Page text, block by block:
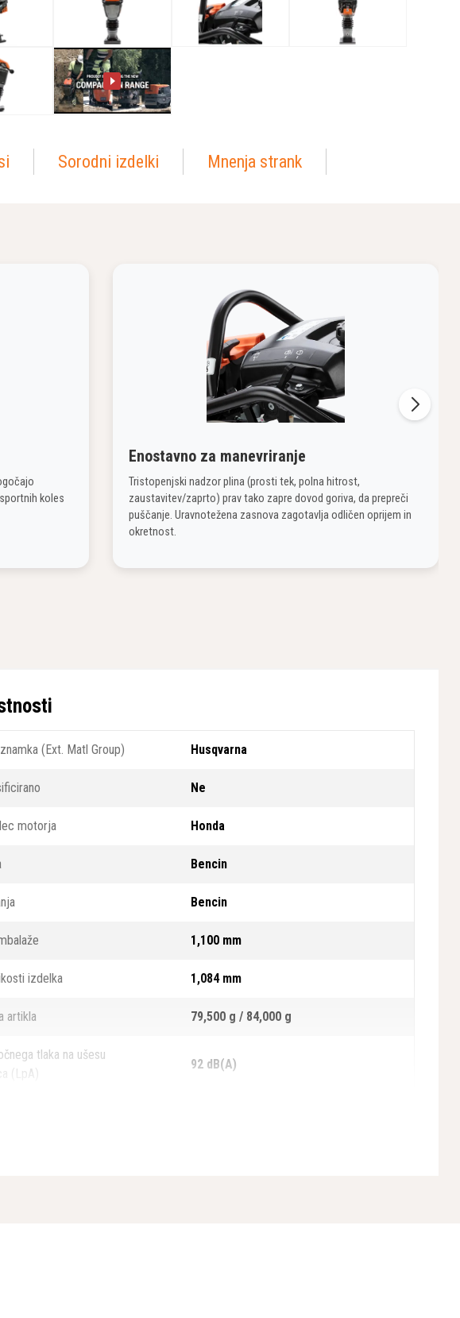
Sorodni izdelki Mnenja strank
koles
Enostavno za manevriranje
Tristopenjski nadzor plina (prosti tek, polna hitrost,
zaustavitev/zaprto) prav tako zapre dovod goriva, da prepreči
puščanje. Uravnotežena zasnova zagotavlja odličen oprijem in
okretnost.
(Ext. Matl Group) Husqvarna
Ne
motorja Honda
Bencin
Bencin
1,100 mm
izdelka 1,084 mm
artikla 79,500 g / 84,000 g
tlaka na ušesu
(LpA)
92 dB(A)
izdelka